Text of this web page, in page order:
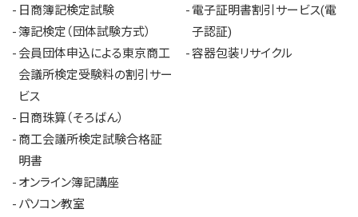
日商簿記検定試験
簿記検定（団体試験方式）
会員団体申込による東京商工
会議所検定受験料の割引サー
ビス
日商珠算（そろばん）
商工会議所検定試験合格証
明書
オンライン簿記講座
パソコン教室
電子証明書割引サービス(電
子認証)
容器包装リサイクル